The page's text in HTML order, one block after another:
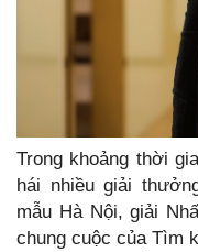
Trong khoảng thời
hái nhiều giải
mẫu Hà Nội, giải
chung cuộc của Tìm